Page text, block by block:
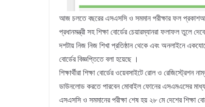
আজ চলতে বছরের এসএসসি ও সমমান পরীক্ষার ফল
প্রধানমন্ত্রী সহ শিক্ষা বোর্ডের চেয়ারম্যানরা ফলাফল তুলে
দশটায় নিজ নিজ শিখা প্রতিষ্ঠান থেকে এবং অনলাইনে
বোর্ডের বিজ্ঞপ্তিতে বলা হয়েছে ।
শিক্ষার্থীরা শিক্ষা বোর্ডের ওয়েবসাইটে রোল ও রেজিস্ট্রেশন
ডাউনলোড করতে পারবেন মোবাইল ফোনের এসএমএসের
এসএসসি ও সমমানের পরীক্ষা শেষ হয় ২৮ মে দেশের শিক্ষা